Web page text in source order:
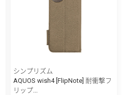
シンプリズム
AQUOS wish4 [FlipNote] 耐衝撃フ
リップ...